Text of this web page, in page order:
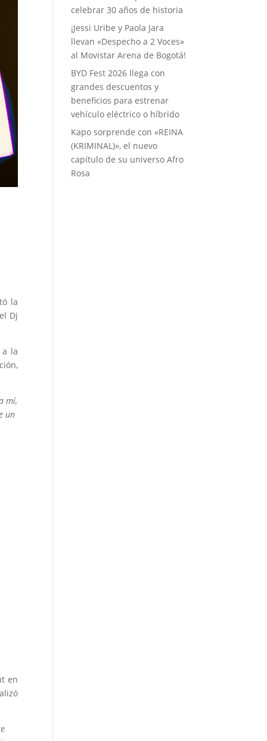
la
Dj
a la
mí,
un
en
celebrar 30 años de historia
¡Jessi Uribe y Paola Jara
llevan «Despecho a 2 Voces»
al Movistar Arena de Bogotá!
BYD Fest 2026 llega con
grandes descuentos y
beneficios para estrenar
vehículo eléctrico o híbrido
Kapo sorprende con «REINA
(KRIMINAL)», el nuevo
capítulo de su universo Afro
Rosa